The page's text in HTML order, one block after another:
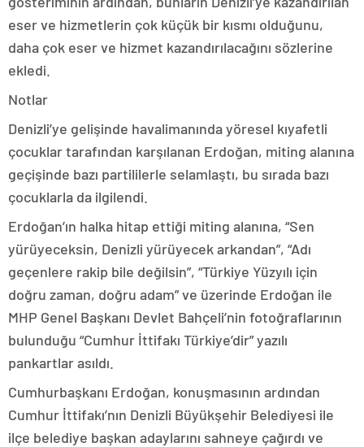
eser ve hizmetlerin çok küçük bir kısmı olduğunu,
daha çok eser ve hizmet kazandırılacağını sözlerine
ekledi.
Notlar
Denizli’ye gelişinde havalimanında yöresel kıyafetli
çocuklar tarafından karşılanan Erdoğan, miting alanına
geçişinde bazı partililerle selamlaştı, bu sırada bazı
çocuklarla da ilgilendi.
Erdoğan’ın halka hitap ettiği miting alanına, “Sen
yürüyeceksin, Denizli yürüyecek arkandan”, “Adı
geçenlere rakip bile değilsin”, “Türkiye Yüzyılı için
doğru zaman, doğru adam” ve üzerinde Erdoğan ile
MHP Genel Başkanı Devlet Bahçeli’nin fotoğraflarının
bulunduğu “Cumhur İttifakı Türkiye’dir” yazılı
pankartlar asıldı.
Cumhurbaşkanı Erdoğan, konuşmasının ardından
Cumhur İttifakı’nın Denizli Büyükşehir Belediyesi ile
ilçe belediye başkan adaylarını sahneye çağırdı ve